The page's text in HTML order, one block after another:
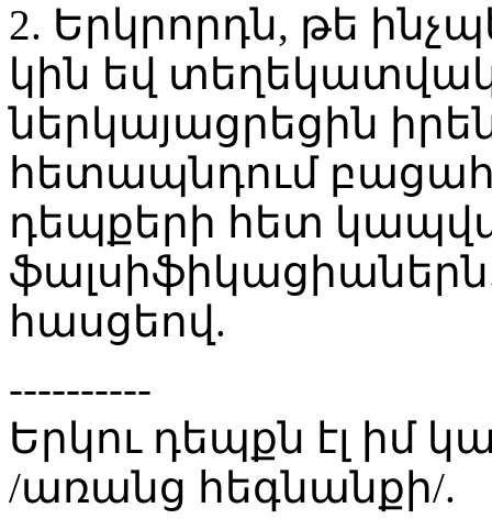
2. Երկրորդն, թե
կին եվ
ներկայացրեցին
հետապնդում
դեպքերի հետ
հասցեով.
----------
Երկու դեպքն էլ իմ
/առանց հեգնանքի/.